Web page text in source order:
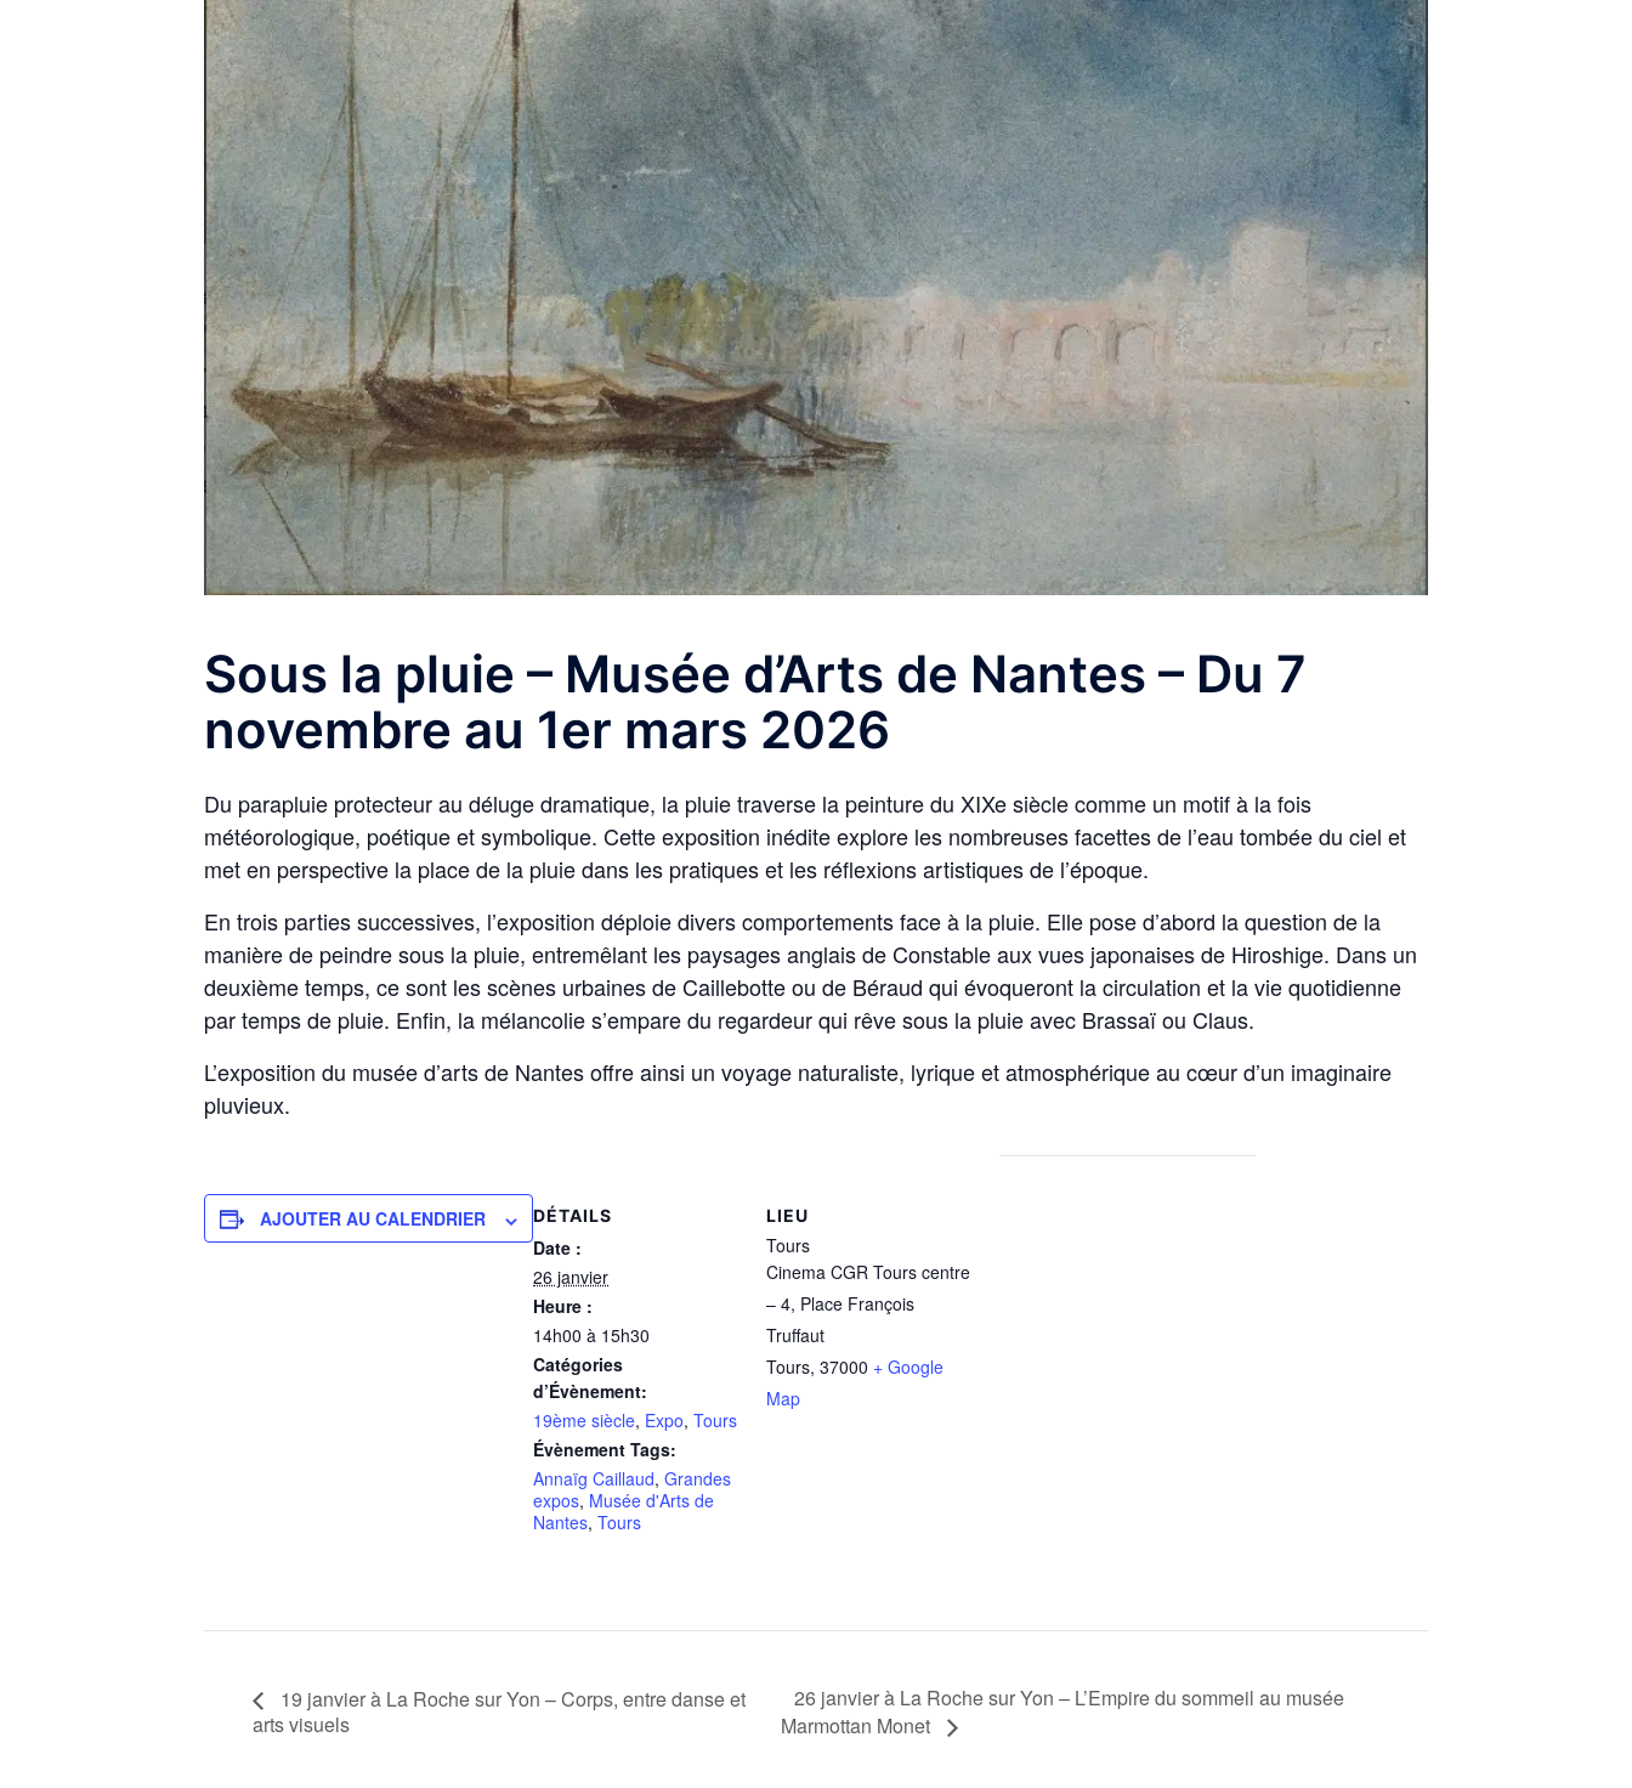
Sous la pluie – Musée d’Arts de Nantes – Du 7
novembre au 1er mars 2026
Du parapluie protecteur au déluge dramatique, la pluie traverse la peinture du XIXe siècle comme un motif à la fois
météorologique, poétique et symbolique. Cette exposition inédite explore les nombreuses facettes de l’eau tombée du ciel et
met en perspective la place de la pluie dans les pratiques et les réflexions artistiques de l’époque.
En trois parties successives, l’exposition déploie divers comportements face à la pluie. Elle pose d’abord la question de la
manière de peindre sous la pluie, entremêlant les paysages anglais de Constable aux vues japonaises de Hiroshige. Dans un
deuxième temps, ce sont les scènes urbaines de Caillebotte ou de Béraud qui évoqueront la circulation et la vie quotidienne
par temps de pluie. Enfin, la mélancolie s’empare du regardeur qui rêve sous la pluie avec Brassaï ou Claus.
L’exposition du musée d’arts de Nantes offre ainsi un voyage naturaliste, lyrique et atmosphérique au cœur d’un imaginaire
pluvieux.
AJOUTER AU CALENDRIER DÉTAILS
Date :
26 janvier
Heure :
14h00 à 15h30
Catégories
d’Évènement:
19ème siècle, Expo, Tours
Évènement Tags:
Annaïg Caillaud, Grandes
expos, Musée d'Arts de
Nantes, Tours
LIEU
Tours
Cinema CGR Tours centre
– 4, Place François
Truffaut
Tours, 37000 + Google
Map
19 janvier à La Roche sur Yon – Corps, entre danse et
arts visuels
26 janvier à La Roche sur Yon – L’Empire du sommeil au musée
Marmottan Monet